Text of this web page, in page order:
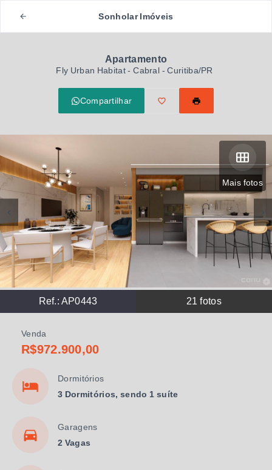
Sonholar Imóveis
Apartamento
Fly Urban Habitat -Cabral - Curitiba/PR
Compartilhar
Mais fotos
Ref.: AP0443 21 fotos
Venda
R$972.900,00
Dormitórios
3 Dormitórios, sendo 1 suíte
Garagens
2 Vagas